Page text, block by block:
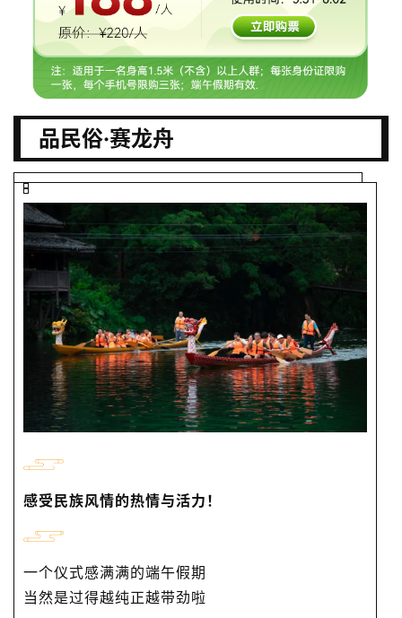
品民俗·赛龙舟
感受民族风情的热情与活力！
一个仪式感满满的端午假期
当然是过得越纯正越带劲啦